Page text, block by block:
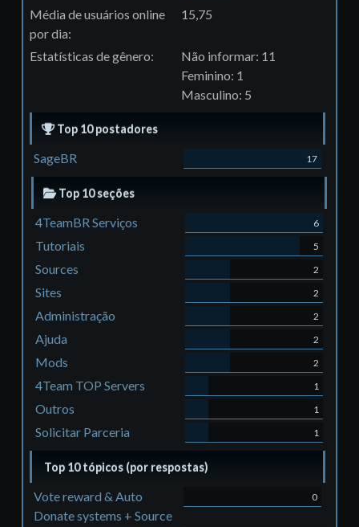
Média de usuários online
por dia:
15,75
Estatísticas de gênero:
Não informar: 11
Feminino: 1
Masculino: 5
Top 10 postadores
SageBR 17
Top 10 seções
4TeamBR Serviços 6
Tutoriais 5
Sources 2
Sites 2
Administração 2
Ajuda 2
Mods 2
4Team TOP Servers 1
Outros 1
Solicitar Parceria 1
Top 10 tópicos (por respostas)
Vote reward & Auto
Donate systems + Source
0